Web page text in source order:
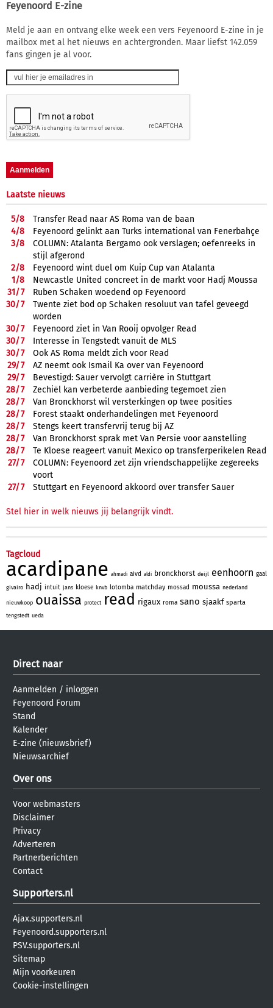
Feyenoord E-zine
Meld je aan en ontvang elke week een vers Feyenoord E-zine in je
mailbox met al het nieuws en achtergronden. Maar liefst 142.059
fans gingen je al voor.
Laatste nieuws
5/8
Transfer Read naar AS Roma van de baan
4/8
Feyenoord gelinkt aan Turks international van Fenerbahçe
3/8
COLUMN: Atalanta Bergamo ook verslagen; oefenreeks in
stijl afgerond
2/8
Feyenoord wint duel om Kuip Cup van Atalanta
1/8
Newcastle United concreet in de markt voor Hadj Moussa
31/7
Ruben Schaken woedend op Feyenoord
30/7
Twente ziet bod op Schaken resoluut van tafel geveegd
worden
30/7
Feyenoord ziet in Van Rooij opvolger Read
30/7
Interesse in Tengstedt vanuit de MLS
30/7
Ook AS Roma meldt zich voor Read
29/7
AZ neemt ook Ismail Ka over van Feyenoord
29/7
Bevestigd: Sauer vervolgt carrière in Stuttgart
28/7
Zechiël kan verbeterde aanbieding tegemoet zien
28/7
Van Bronckhorst wil versterkingen op twee posities
28/7
Forest staakt onderhandelingen met Feyenoord
28/7
Stengs keert transfervrij terug bij AZ
28/7
Van Bronckhorst sprak met Van Persie voor aanstelling
28/7
Te Kloese reageert vanuit Mexico op transferperikelen Read
27/7
COLUMN: Feyenoord zet zijn vriendschappelijke zegereeks
voort
27/7 Stuttgart en Feyenoord akkoord over transfer Sauer
Stel hier in welk nieuws jij belangrijk vindt.
Tagcloud
acardipane ahmadi aivd aldi bronckhorst deijl eenhoorn gaal
givairo hadj intuit jans kloese knvb lotomba matchday mossad moussa nederland
nieuwkoop ouaissa protect read rigaux roma sano sjaakf sparta
tengstedt ueda
Direct naar
Aanmelden / inloggen
Feyenoord Forum
Stand
Kalender
E-zine (nieuwsbrief)
Nieuwsarchief
Over ons
Voor webmasters
Disclaimer
Privacy
Adverteren
Partnerberichten
Contact
Supporters.nl
Ajax.supporters.nl
Feyenoord.supporters.nl
PSV.supporters.nl
Sitemap
Mijn voorkeuren
Cookie-instellingen